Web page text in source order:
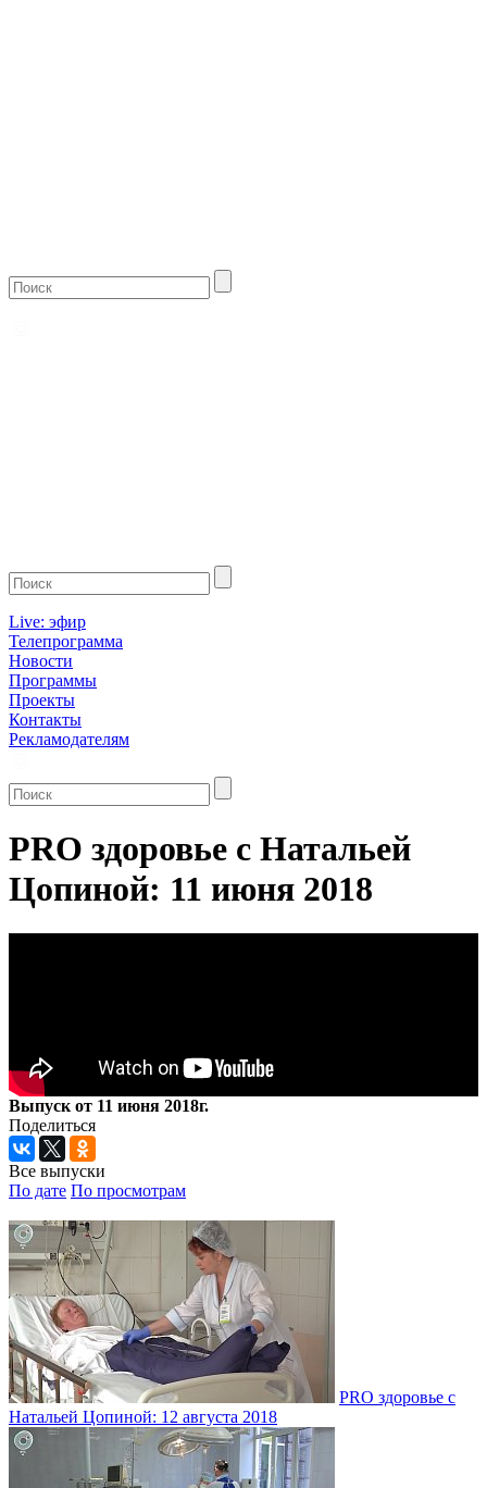
Live: эфир
Телепрограмма
Новости
Программы
Проекты
Контакты
Рекламодателям
PRO здоровье с Натальей
Цопиной: 11 июня 2018
Выпуск от 11 июня 2018г.
Поделиться
Все выпуски
По дате По просмотрам
PRO здоровье с
Натальей Цопиной: 12 августа 2018